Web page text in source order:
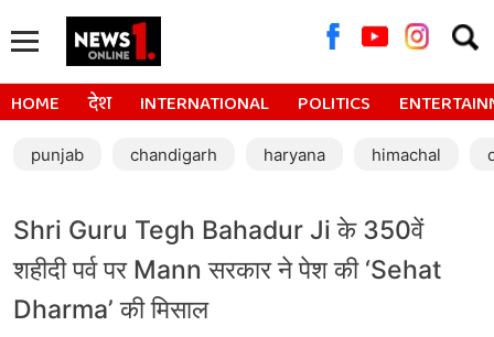
for:
HOME देश INTERNATIONAL POLITICS
punjab chandigarh haryana himachal
Shri Guru Tegh Bahadur Ji के 350वें
शहीदी पर्व पर Mann सरकार ने पेश की ‘Sehat
Dharma’ की मिसाल